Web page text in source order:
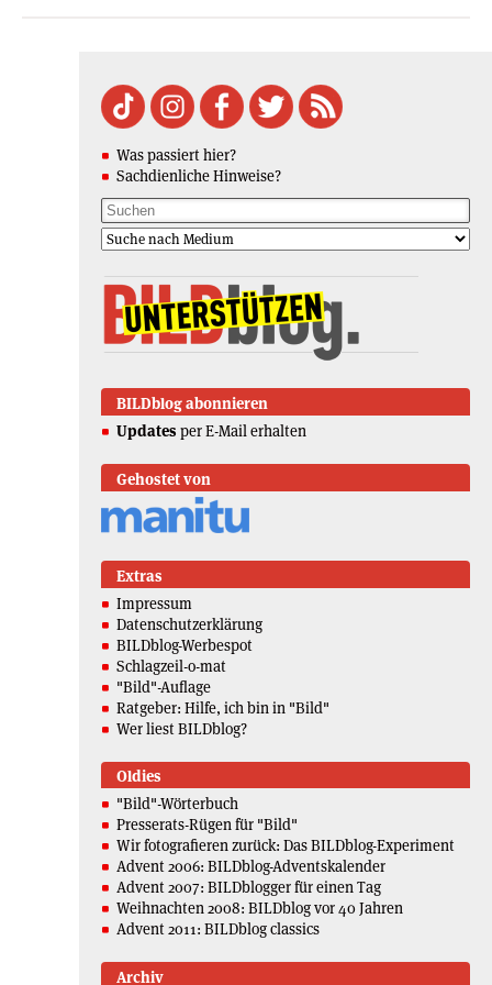
Was passiert hier?
Sachdienliche Hinweise?
BILDblog abonnieren
Updates per E-Mail erhalten
Gehostet von
Extras
Impressum
Datenschutzerklärung
BILDblog-Werbespot
Schlagzeil-o-mat
"Bild"-Auflage
Ratgeber: Hilfe, ich bin in "Bild"
Wer liest BILDblog?
Oldies
"Bild"-Wörterbuch
Presserats-Rügen für "Bild"
Wir fotografieren zurück: Das BILDblog-Experiment
Advent 2006: BILDblog-Adventskalender
Advent 2007: BILDblogger für einen Tag
Weihnachten 2008: BILDblog vor 40 Jahren
Advent 2011: BILDblog classics
Archiv